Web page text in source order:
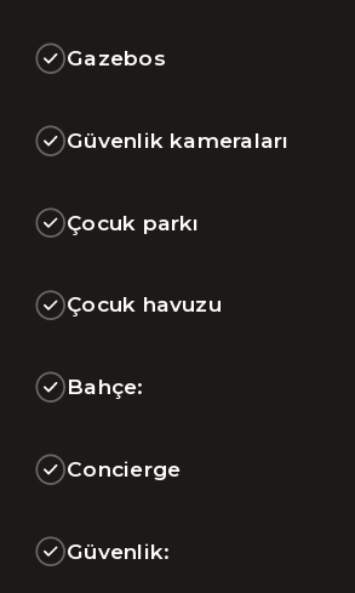
Gazebos
Güvenlik kameraları
Çocuk parkı
Çocuk havuzu
Bahçe:
Concierge
Güvenlik: